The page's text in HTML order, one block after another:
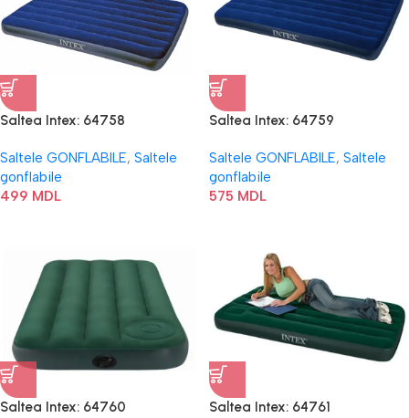
Saltea Intex: 64758
Saltele GONFLABILE, Saltele
gonflabile
499 MDL
Saltea Intex: 64759
Saltele GONFLABILE, Saltele
gonflabile
575 MDL
Saltea Intex: 64760 Saltea Intex: 64761